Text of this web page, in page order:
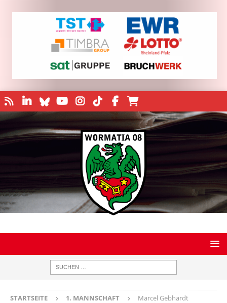
STARTSEITE 1. MANNSCHAFT
Marcel Gebhardt